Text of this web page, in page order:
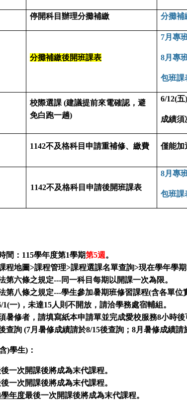
停開科目辦理分攤補繳 分攤補
分攤補繳後開班課表
7月專
8月專
包班課
校際選課 (建議提前來電確認，避
免白跑一趟)
6/12(
成績須
1142不及格科目申請重補修、繳費 僅能加
1142不及格科目申請後開班課表
8月專
包班課
間：115學年度第1學期第5週。
程地圖>課程管理>課程選課名單查詢>現在學年學期
第六條之規定---同一科目每期以開課一次為限。
第八條之規定---學生參加暑期班修習課程(含各單位
1(一)，未達15人則不開放，請洽學務處宿輔組。
暑修者，請填寫紙本申請單並完成愛校服務8小時後
查詢 (7月暑修成績請於8/15後查詢；8月暑修成績請
)學生)：
一次開課後將成為末代課程。
一次開課後將成為末代課程。
學年度最後一次開課後將成為末代課程。